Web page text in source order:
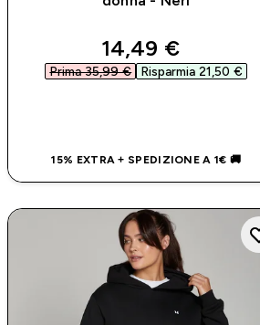
discounted price
14,49 €‎
Prima 35,99 €‎ Risparmia 21,50 €‎
15% EXTRA + SPEDIZIONE A 1€ 🚚